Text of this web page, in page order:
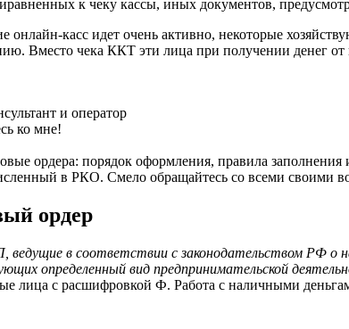
к чеку кассы, иных документов,
онлайн-касс идет очень активно, некоторые
Вместо чека ККТ эти лица при получении денег от
и оператор
ко мне!
ордера: порядок оформления, правила заполнения
в РКО. Смело обращайтесь со всеми своими
ордер
в соответствии с законодательством РФ о
определенный вид предпринимательской
лица с расшифровкой Ф. Работа с наличными